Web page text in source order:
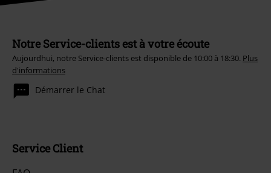
Notre Service-clients est à votre écoute
Aujourdhui, notre Service-clients est disponible de 10:00 à 18:30. Plus
d'informations
Démarrer le Chat
Service Client